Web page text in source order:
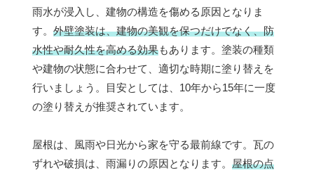
雨水が浸入し、建物の構造を傷める原因となりま
す。 外壁塗装は、建物の美観を保つだけでなく、防
水性や耐久性を高める効果もあります。塗装の種類
や建物の状態に合わせて、適切な時期に塗り替えを
行いましょう。目安としては、10年から15年に一度
の塗り替えが推奨されています。
屋根は、風雨や日光から家を守る最前線です。瓦の
ずれや破損は、雨漏りの原因となります。 屋根の点